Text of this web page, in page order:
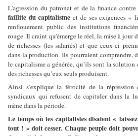
L'agression du patronat et de la finance
faillite du capitalismeet de ses exigences «
renflouement public des institutions
rouge. Il craint qu'émerge le réel, la mise à jour
de richesses (les salariés) et que ceux-ci
dans la production. Ils pourraient comprendre,
le capitalisme a générée, qu’ils sont la
des richesses qu’eux seuls produisent.
Ainsi s’explique la férocité de la répression
syndicaux qui refusent de capituler dans la
mène dans la période.
Le temps où les capitalistes disaient «
tout ! » doit cesser. Chaque peuple doit